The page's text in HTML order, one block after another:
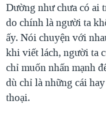
Dường như chưa có ai
do chính là người ta
ấy. Nói chuyện với
khi viết lách, người ta
chỉ muốn nhấn mạnh
dù chỉ là những cái
thoại.